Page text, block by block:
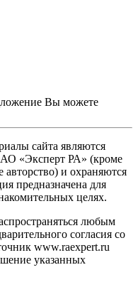
Вы можете
сайта являются
АО «Эксперт РА» (кроме
авторство) и охраняются
предназначена для
целях.
любым
согласия со
www.raexpert.ru
указанных